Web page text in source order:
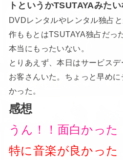
トというかTSUTAYAみた
DVDレンタルやレンタル独占
作ももとはTSUTAYA独占だっ
本当にもったいない。
とりあえず、本日はサービス
お客さんいた。ちょっと早め
かった。
感想
うん！！面白かった
特に音楽が良かった